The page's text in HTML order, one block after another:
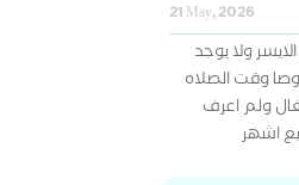
21 May, 2026
ولا يوجد
وقت الصلاه
ولم اعرف
اشهر